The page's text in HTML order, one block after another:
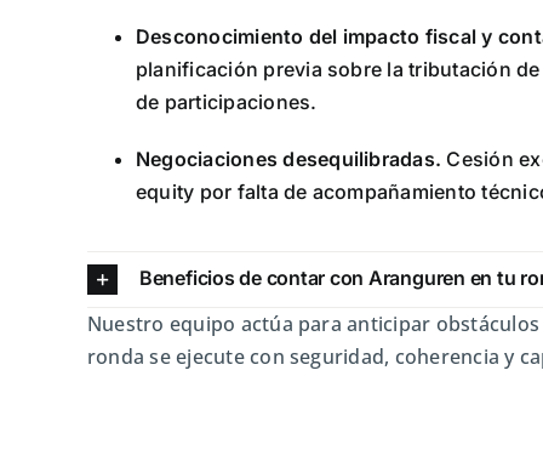
Desconocimiento del impacto fiscal y
planificación previa sobre la tributación
de participaciones.
Negociaciones desequilibradas. Cesión
equity por falta de acompañamiento
Beneficios de contar con Aranguren en tu
Nuestro equipo actúa para anticipar
ronda se ejecute con seguridad, coherencia y